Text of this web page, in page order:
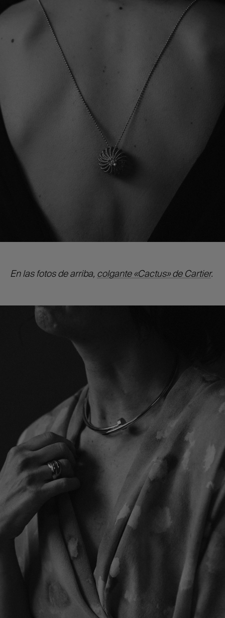
En las fotos de arriba, colgante «Cactus» de Cartier.